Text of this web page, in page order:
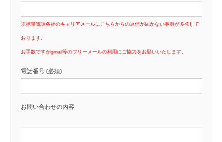
※携帯電話各社のキャリアメールにこちらからの返信が届かない事例が多発して
おります。
お手数ですがgmail等のフリーメールの利用にご協力をお願いいたします。
電話番号 (必須)
お問い合わせの内容